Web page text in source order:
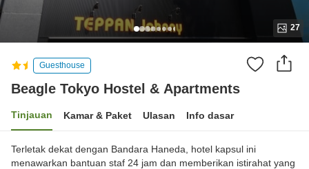
27
Guesthouse
Beagle Tokyo Hostel & Apartments
Tinjauan Kamar & Paket Ulasan Info dasar
Terletak dekat dengan Bandara Haneda, hotel kapsul ini
menawarkan bantuan staf 24 jam dan memberikan istirahat yang